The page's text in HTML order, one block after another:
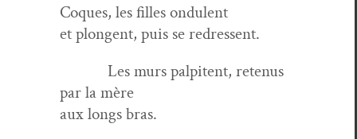
Coques, les filles ondulent
et plon­gent, puis se redressent.
Les murs pal­pi­tent, retenus
par la mère
aux longs bras.